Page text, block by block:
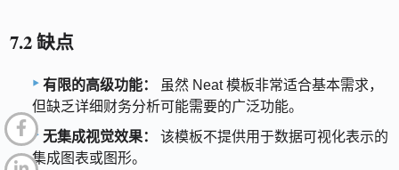
7.2 缺点
有限的高级功能：
虽然 Neat 模板非常适合基本需求，
但缺乏详细财务分析可能需要的广泛功能。
无集成视觉效果：
该模板不提供用于数据可视化表示的
集成图表或图形。